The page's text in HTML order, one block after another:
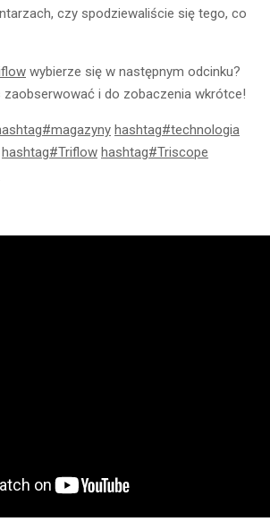
czy spodziewaliście się tego, co
wybierze się w następnym odcinku?
zaobserwować i do zobaczenia wkrótce!
#magazyny hashtag#technologia
hashtag#Triflow hashtag#Triscope